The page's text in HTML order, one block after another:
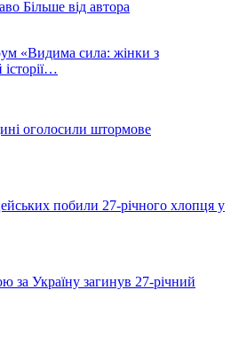
Більше від автора
«Видима сила: жінки з
історії…
оголосили штормове
побили 27-річного хлопця у
за Україну загинув 27-річний